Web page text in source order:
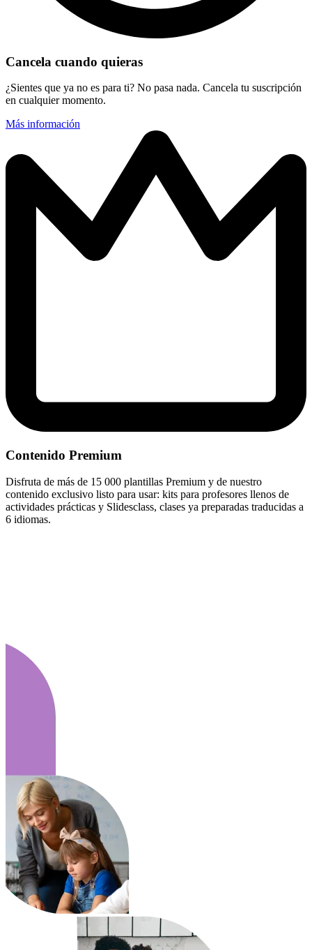
Cancela cuando quieras
¿Sientes que ya no es para ti? No pasa nada. Cancela tu suscripción
en cualquier momento.
Más información
Contenido Premium
Disfruta de más de 15 000 plantillas Premium y de nuestro
contenido exclusivo listo para usar: kits para profesores llenos de
actividades prácticas y Slidesclass, clases ya preparadas traducidas a
6 idiomas.